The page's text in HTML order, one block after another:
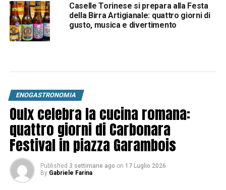
Caselle Torinese si prepara alla Festa
della Birra Artigianale: quattro giorni di
gusto, musica e divertimento
ENOGASTRONOMIA
Oulx celebra la cucina romana:
quattro giorni di Carbonara
Festival in piazza Garambois
Published 3 settimane ago on 17 Luglio 2026
By Gabriele Farina